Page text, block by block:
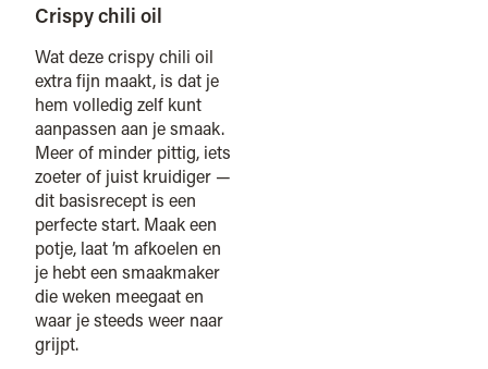
Crispy chili oil
Wat deze crispy chili oil
extra fijn maakt, is dat je
hem volledig zelf kunt
aanpassen aan je smaak.
Meer of minder pittig, iets
zoeter of juist kruidiger —
dit basisrecept is een
perfecte start. Maak een
potje, laat ’m afkoelen en
je hebt een smaakmaker
die weken meegaat en
waar je steeds weer naar
grijpt.